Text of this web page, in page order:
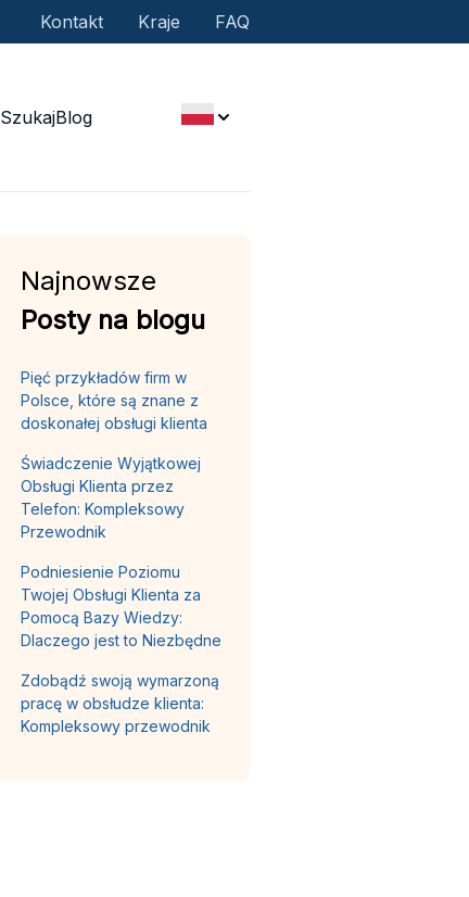
Kontakt Kraje FAQ
SzukajBlog
Najnowsze
Posty na blogu
Pięć przykładów firm w
Polsce, które są znane z
doskonałej obsługi klienta
Świadczenie Wyjątkowej
Obsługi Klienta przez
Telefon: Kompleksowy
Przewodnik
Podniesienie Poziomu
Twojej Obsługi Klienta za
Pomocą Bazy Wiedzy:
Dlaczego jest to Niezbędne
Zdobądź swoją wymarzoną
pracę w obsłudze klienta:
Kompleksowy przewodnik